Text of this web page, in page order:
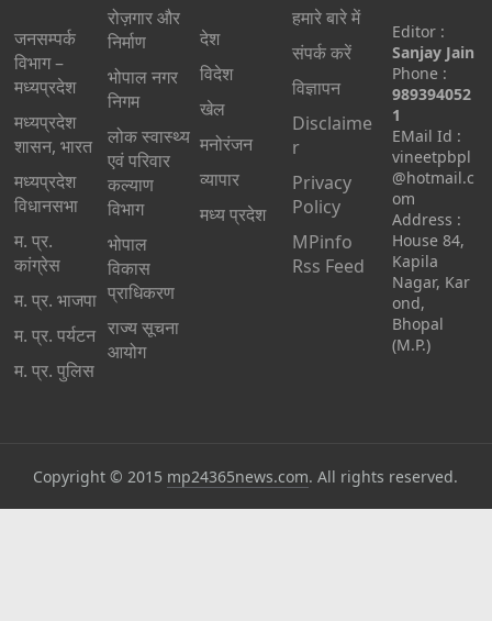
जनसम्पर्क
विभाग –
मध्यप्रदेश
मध्यप्रदेश
शासन, भारत
मध्‍यप्रदेश
विधानसभा
म. प्र.
कांग्रेस
म. प्र. भाजपा
म. प्र. पर्यटन
म. प्र. पुलिस
रोज़गार और
निर्माण
भोपाल नगर
निगम
लोक स्वास्थ्य
एवं परिवार
कल्याण
विभाग
भोपाल
विकास
प्राधिकरण
राज्य सूचना
आयोग
देश
विदेश
खेल
मनोरंजन
व्यापार
मध्य प्रदेश
हमारे बारे में
संपर्क करें
विज्ञापन
Disclaime
r
Privacy
Policy
MPinfo
Rss Feed
Editor :
Sanjay Jain
Phone :
989394052
1
EMail Id :
vineetpbpl
@hotmail.c
om
Address :
House 84,
Kapila
Nagar, Kar
ond,
Bhopal
(M.P.)
Copyright © 2015 mp24365news.com. All rights reserved.